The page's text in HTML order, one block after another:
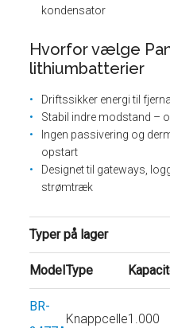
kondensator
Hvorfor vælge
lithiumbatterier
Driftssikker energi til
Stabil indre modstand –
Ingen passivering og
opstart
Designet til gateways,
strømtræk
Typer på lager
ModelType
BR-
Knappcelle1.000